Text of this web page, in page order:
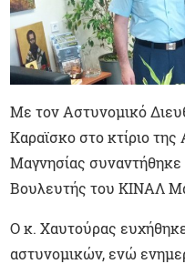
Mε τον Αστυνομικό
Καραϊσκο στο κτίριο
Μαγνησίας
Βουλευτής του ΚΙΝΑΛ
Ο κ. Χαυτούρας
αστυνομικών, ενώ